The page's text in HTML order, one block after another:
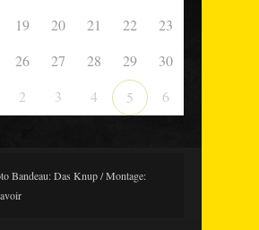
19 20 21 22
23
26 27 28 29
30
2 3 4 5 6
Bandeau: Das Knup / Montage: